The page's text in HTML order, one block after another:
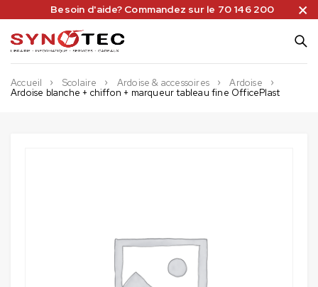
Besoin d'aide? Commandez sur le 70 146 200
Accueil Scolaire Ardoise & accessoires
Ardoise
Ardoise blanche + chiffon + marqueur tableau fine OfficePlast